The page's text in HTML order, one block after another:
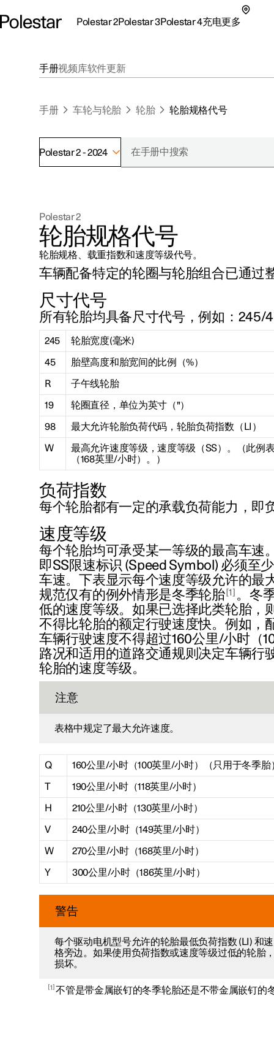
Polestar 2Polestar 3Polestar 4充电更多
联系我们
极星官方二手车
探索Polestar 3
联系我们
公共充电
家庭充电
车主服务
注册新闻
（在新窗
手册视频库软件更新
手册 车轮与轮胎 轮胎 轮胎规格代号
Polestar 2 - 2024
Polestar 2
轮胎规格代号
轮胎规格、载重指数和速度等级代号。
车辆配备特定的轮圈与轮胎组合已通过
尺寸代号
所有轮胎均具备尺寸代号，例如： 245/
245 轮胎宽度(毫米)
45 胎壁高度和胎宽间的比例（%）
R 子午线轮胎
19 轮圈直径，单位为英寸（"）
98 最大允许轮胎负荷代码，轮胎负荷指数（LI）
W
最高允许速度等级，速度等级（SS）。（此例
（168英里/小时）。）
负荷指数
每个轮胎都有一定的承载负荷能力，即
速度等级
每个轮胎均可承受某一等级的最高车速
即SS限速标识 (Speed Symbol) 必须至
车速。下表显示每个速度等级允许的最
规范仅有的例外情形是冬季轮胎 1
。冬
低的速度等级。如果已选择此类轮胎，
不得比轮胎的额定行驶速度快。例如，
车辆行驶速度不得超过160公里/小时（
路况和适用的道路交通规则决定车辆行
轮胎的速度等级。
注意
表格中规定了最大允许速度。
Q 160公里/小时（100英里/小时）（只用于冬季胎
T 190公里/小时（118英里/小时）
H 210公里/小时（130英里/小时）
V 240公里/小时（149英里/小时）
W 270公里/小时（168英里/小时）
Y 300公里/小时（186英里/小时）
警告
每个驱动电机型号允许的轮胎最低负荷指数 (LI) 和
格旁边。如果使用负荷指数或速度等级过低的轮胎
损坏。
1 不管是带金属嵌钉的冬季轮胎还是不带金属嵌钉的